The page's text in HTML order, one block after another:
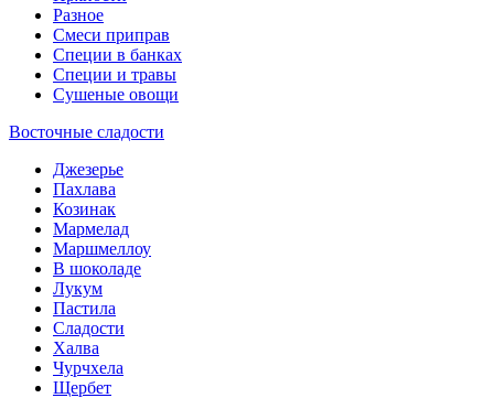
Разное
Смеси приправ
Специи в банках
Специи и травы
Сушеные овощи
Восточные сладости
Джезерье
Пахлава
Козинак
Мармелад
Маршмеллоу
В шоколаде
Лукум
Пастила
Сладости
Халва
Чурчхела
Щербет